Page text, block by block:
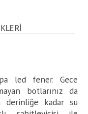
led fener. Gece
botlarınız da
derinliğe kadar su